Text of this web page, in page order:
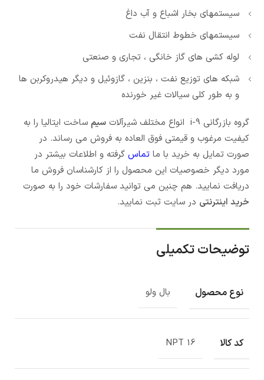
سیستمهای بخار اشباع و آب داغ
سیستمهای خطوط انتقال نفت
لوله کشی های گاز خانگی ، تجاری و صنعتی
شبکه های توزیع نفت ، بنزین ، گازوئیل و دیگر هیدروکربن ها
و به طور کلی سیالات غیر خورنده
گروه بازرگانی i-9 انواع مختلف شیرآلات سیم ساخت ایتالیا را به
کیفیت مرغوب و قیمتی فوق العاده به فروش می رساند. در
صورت تمایل به خرید با ما تماس گرفته و اطلاعات بیشتر در
مورد دیگر خصوصیات این محصول را از کارشناسان فروش ما
دریافت نمایید. هم چنین می توانید سفارشات خود را به صورت
خرید اینترنتی در سایت ثبت نمایید.
توضیحات تکمیلی
نوع محصول بال ولو
کد کالا NPT 16